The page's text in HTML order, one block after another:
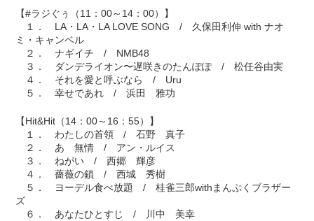
【#ラジぐぅ（11：00～14：00）】
１． LA・LA・LA LOVE SONG / 久保田利伸 with ナオ
ミ・キャンベル
２． ナギイチ / NMB48
３． ダンデライオン〜遅咲きのたんぽぽ / 松任谷由実
４． それを愛と呼ぶなら / Uru
５． 幸せであれ / 浜田 雅功
【Hit&Hit（14：00～16：55）】
１． わたしの首領 / 石野 真子
２． あゝ無情 / アン・ルイス
３． ねがい / 西郷 輝彦
４． 薔薇の鎖 / 西城 秀樹
５． ヨーデル食べ放題 / 桂雀三郎withまんぷくブラザー
ズ
６． あなたひとすじ / 川中 美幸